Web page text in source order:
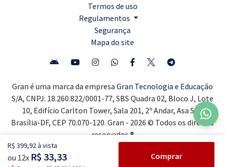
R$ 399,92 à vista
ou 12x R$ 33,33 Comprar
Termos de uso
Regulamentos
Segurança
Mapa do site
Gran é uma marca da empresa Gran Tecnologia e Educação
S/A, CNPJ: 18.260.822/0001-77, SBS Quadra 02, Bloco J, Lote
10, Edifício Carlton Tower, Sala 201, 2º Andar, Asa Sul,
Brasília-DF, CEP 70.070-120. Gran - 2026 © Todos os direitos
reservados ®